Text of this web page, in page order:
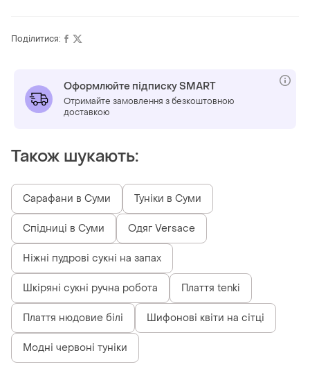
Поділитися:
Оформлюйте підписку SMART
Отримайте замовлення з безкоштовною
доставкою
Також шукають:
Сарафани в Суми Туніки в Суми
Спідниці в Суми Одяг Versace
Ніжні пудрові сукні на запах
Шкіряні сукні ручна робота Плаття tenki
Плаття нюдовие білі Шифонові квіти на сітці
Модні червоні туніки